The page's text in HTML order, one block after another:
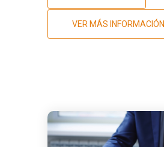
VER MÁS INFORMACIÓN